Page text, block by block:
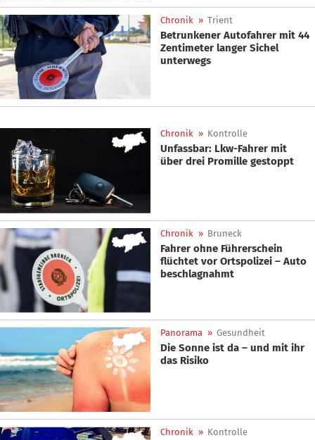
Chronik » Trient
Betrunkener Autofahrer mit 44
Zentimeter langer Sichel
unterwegs
Chronik » Kontrolle
Unfassbar: Lkw-Fahrer mit
über drei Promille gestoppt
Chronik » Bruneck
Fahrer ohne Führerschein
flüchtet vor Ortspolizei – Auto
beschlagnahmt
Panorama » Gesundheit
Die Sonne ist da – und mit ihr
das Risiko
Chronik » Kontrolle